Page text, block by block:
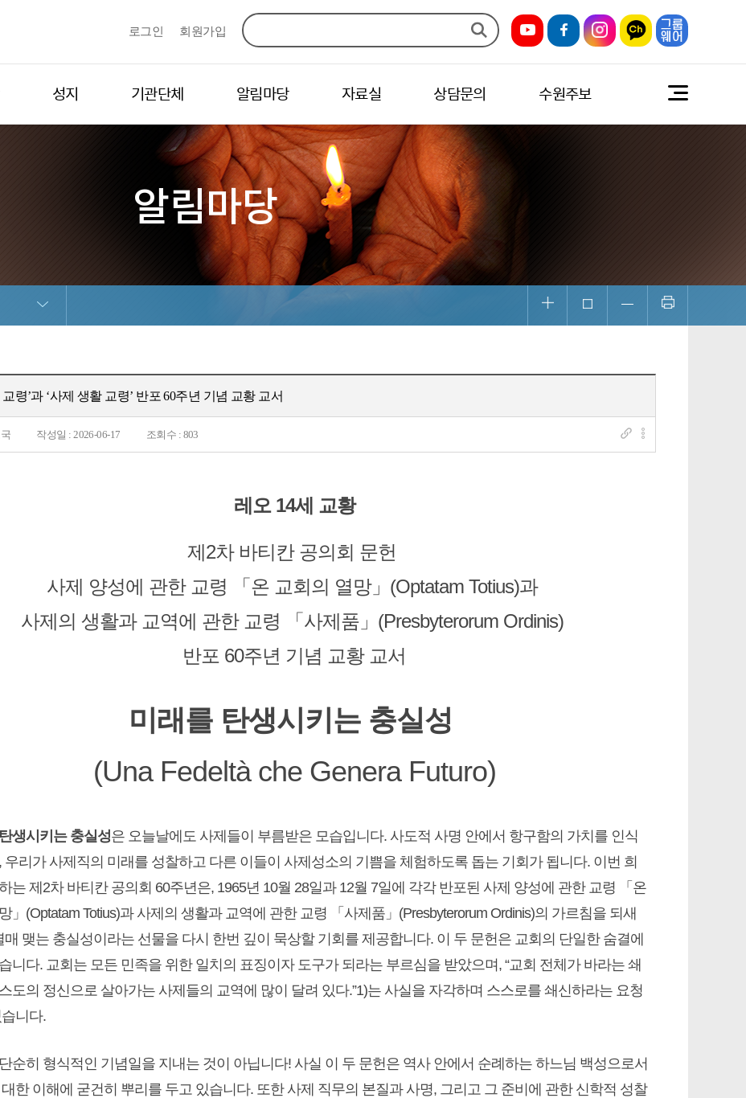
로그인 회원가입
성지 기관단체 알림마당 자료실 상담문의 수원주보
알림마당
교령’과 ‘사제 생활 교령’ 반포 60주년 기념 교황 교서
작성일 : 2026-06-17 조회수 : 803
레오 14세 교황
제2차 바티칸 공의회 문헌
사제 양성에 관한 교령 「온 교회의 열망」(Optatam Totius)과
사제의 생활과 교역에 관한 교령 「사제품」(Presbyterorum Ordinis)
반포 60주년 기념 교황 교서
미래를 탄생시키는 충실성
(Una Fedeltà che Genera Futuro)
생시키는 충실성은 오늘날에도 사제들이 부름받은 모습입니다. 사도적 사명 안에서 항구함의 가치를 인식
우리가 사제직의 미래를 성찰하고 다른 이들이 사제성소의 기쁨을 체험하도록 돕는 기회가 됩니다. 이번 희
는 제2차 바티칸 공의회 60주년은, 1965년 10월 28일과 12월 7일에 각각 반포된 사제 양성에 관한 교령 「온
」(Optatam Totius)과 사제의 생활과 교역에 관한 교령 「사제품」(Presbyterorum Ordinis)의 가르침을 되새
매 맺는 충실성이라는 선물을 다시 한번 깊이 묵상할 기회를 제공합니다. 이 두 문헌은 교회의 단일한 숨결에
니다. 교회는 모든 민족을 위한 일치의 표징이자 도구가 되라는 부르심을 받았으며, “교회 전체가 바라는 쇄
도의 정신으로 살아가는 사제들의 교역에 많이 달려 있다.”1)는 사실을 자각하며 스스로를 쇄신하라는 요청
니다.
순히 형식적인 기념일을 지내는 것이 아닙니다! 사실 이 두 문헌은 역사 안에서 순례하는 하느님 백성으로서
한 이해에 굳건히 뿌리를 두고 있습니다. 또한 사제 직무의 본질과 사명, 그리고 그 준비에 관한 신학적 성찰